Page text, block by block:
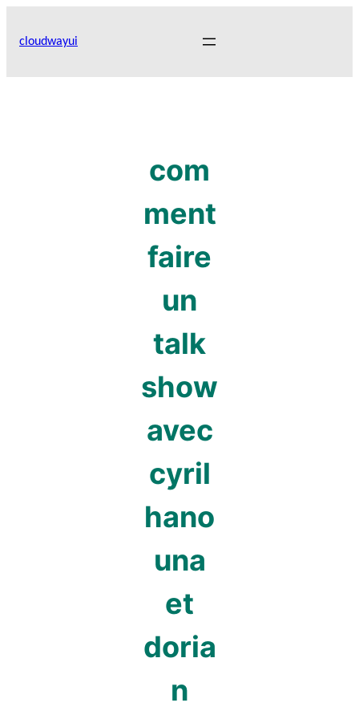
cloudwayui
com
ment
faire
un
talk
show
avec
cyril
hano
una
et
doria
n